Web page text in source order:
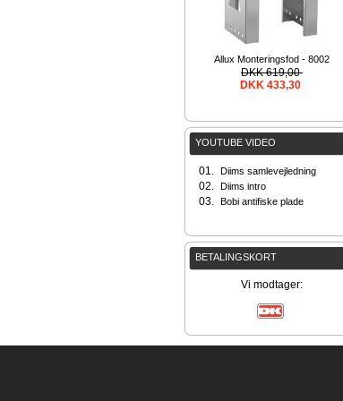
Allux Monteringsfod - 8002
DKK 619,00
DKK 433,30
YOUTUBE VIDEO
01. Diims samlevejledning
02. Diims intro
03. Bobi antifiske plade
BETALINGSKORT
Vi modtager: